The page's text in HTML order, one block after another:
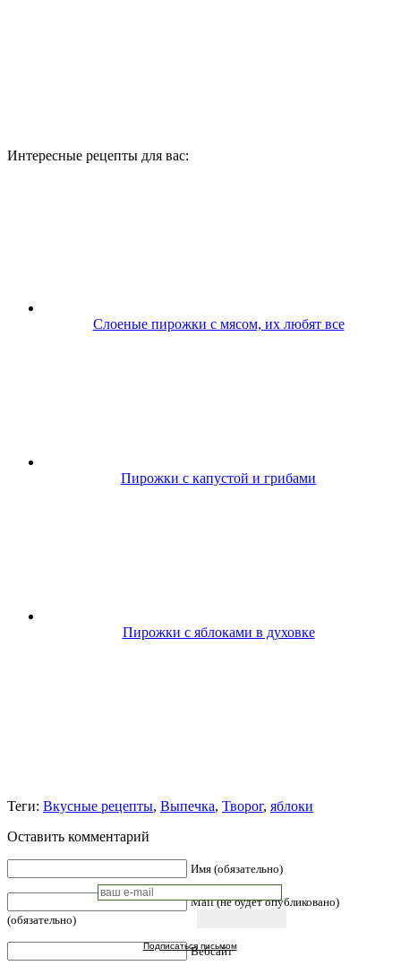
Интересные рецепты для вас:
Слоеные пирожки с мясом, их любят все
Пирожки с капустой и грибами
Пирожки с яблоками в духовке
Подписаться письмом
Теги: Вкусные рецепты, Выпечка, Творог, яблоки
Оставить комментарий
Имя (обязательно)
Mail (не будет опубликовано)
(обязательно)
Вебсайт